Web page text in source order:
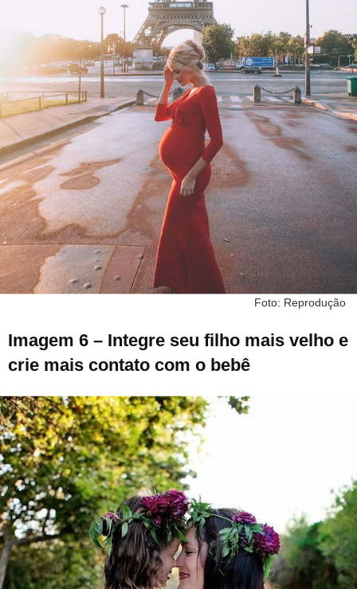
Foto: Reprodução
Imagem 6 – Integre seu filho mais velho e
crie mais contato com o bebê